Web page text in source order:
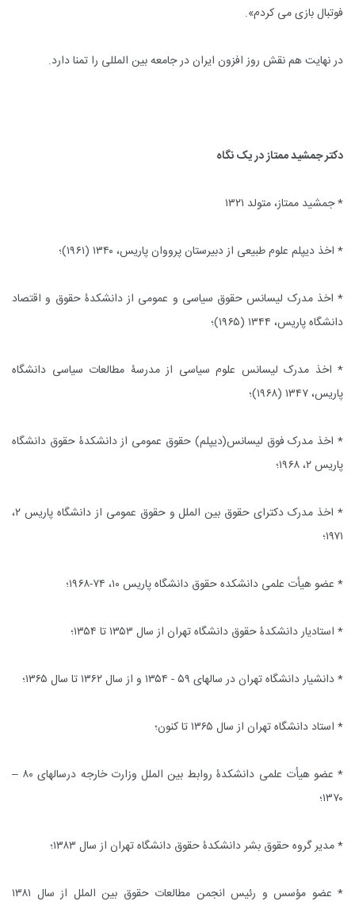
فوتبال بازى مى کردم».
در نهایت هم نقش روز افزون ایران در جامعه بین المللى را تمنا دارد.
دکتر جمشید ممتاز در یک نگاه
* جمشید ممتاز، متولد ۱۳۲۱
* اخذ دیپلم علوم طبیعى از دبیرستان پرووان پاریس، ۱۳۴۰ (۱۹۶۱)؛
* اخذ مدرک لیسانس حقوق سیاسى و عمومى از دانشکدۀ حقوق و اقتصاد
دانشگاه پاریس، ۱۳۴۴ (۱۹۶۵)؛
* اخذ مدرک لیسانس علوم سیاسى از مدرسۀ مطالعات سیاسى دانشگاه
پاریس، ۱۳۴۷ (۱۹۶۸)؛
* اخذ مدرک فوق لیسانس(دیپلم) حقوق عمومى از دانشکدۀ حقوق دانشگاه
پاریس ۲، ۱۹۶۸؛
* اخذ مدرک دکتراى حقوق بین الملل و حقوق عمومى از دانشگاه پاریس ۲،
۱۹۷۱؛
* عضو هیأت علمى دانشکده حقوق دانشگاه پاریس ۱۰، ۷۴-۱۹۶۸؛
* استادیار دانشکدۀ حقوق دانشگاه تهران از سال ۱۳۵۳ تا ۱۳۵۴؛
* دانشیار دانشگاه تهران در سالهاى ۵۹ - ۱۳۵۴ و از سال ۱۳۶۲ تا سال ۱۳۶۵؛
* استاد دانشگاه تهران از سال ۱۳۶۵ تا کنون؛
* عضو هیأت علمى دانشکدۀ روابط بین الملل وزارت خارجه درسالهاى ۸۰ –
۱۳۷۰؛
* مدیر گروه حقوق بشر دانشکدۀ حقوق دانشگاه تهران از سال ۱۳۸۳؛
* عضو مؤسس و رئیس انجمن مطالعات حقوق بین الملل از سال ۱۳۸۱